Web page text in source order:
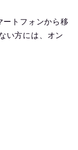
ートフォンから移
い方には、オン